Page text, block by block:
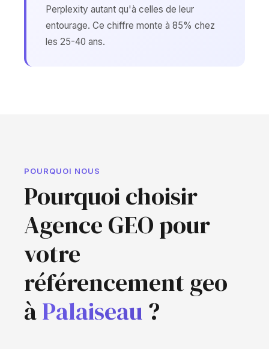
Perplexity autant qu'à celles de leur
entourage. Ce chiffre monte à 85% chez
les 25-40 ans.
POURQUOI NOUS
Pourquoi choisir
Agence GEO pour
votre
référencement geo
àPalaiseau ?